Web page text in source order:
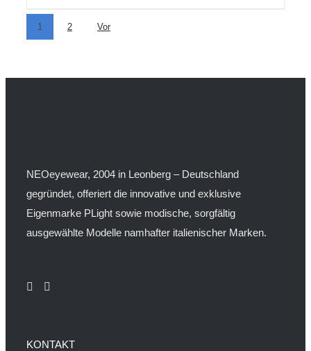
1 2 Vor
NEOeyewear, 2004 in Leonberg – Deutschland
gegründet, offeriert die innovative und exklusive
Eigenmarke PLight sowie modische, sorgfältig
ausgewählte Modelle namhafter italienischer Marken.
KONTAKT